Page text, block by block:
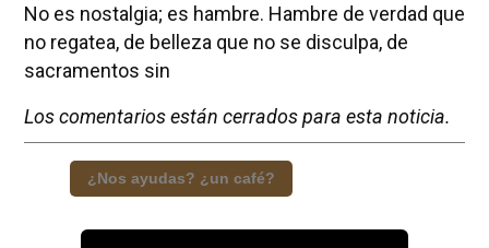
No es nostalgia; es hambre. Hambre de verdad que
no regatea, de belleza que no se disculpa, de
sacramentos sin
Los comentarios están cerrados para esta noticia.
¿Nos ayudas? ¿un café?